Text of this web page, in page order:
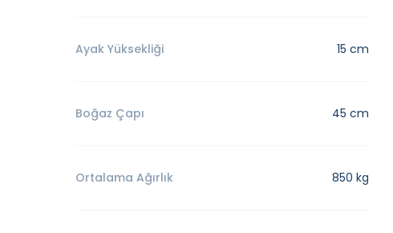
Ayak Yüksekliği 15 cm
Boğaz Çapı 45 cm
Ortalama Ağırlık 850 kg